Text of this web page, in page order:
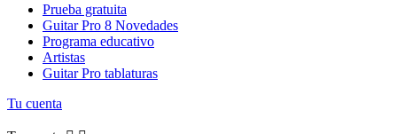
Prueba gratuita
Guitar Pro 8 Novedades
Programa educativo
Artistas
Guitar Pro tablaturas
Tu cuenta